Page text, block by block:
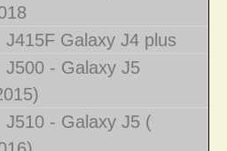
J415F Galaxy J4 plus
J500 - Galaxy J5
J510 - Galaxy J5 (